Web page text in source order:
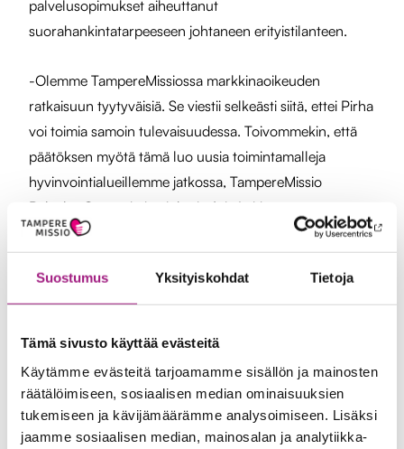
Suostumus Yksityiskohdat Tietoja
Tämä sivusto käyttää evästeitä
Käytämme evästeitä tarjoamamme sisällön ja mainosten
räätälöimiseen, sosiaalisen median ominaisuuksien
tukemiseen ja kävijämäärämme analysoimiseen. Lisäksi
jaamme sosiaalisen median, mainosalan ja analytiikka-
palvelusopimukset aiheuttanut
suorahankintatarpeeseen johtaneen erityistilanteen.
-Olemme TampereMissiossa markkinaoikeuden
ratkaisuun tyytyväisiä. Se viestii selkeästi siitä, ettei Pirha
voi toimia samoin tulevaisuudessa. Toivommekin, että
päätöksen myötä tämä luo uusia toimintamalleja
hyvinvointialueillemme jatkossa, TampereMissio
Palvelut Oy:n toimitusjohtaja Arja Laitinen sanoo.
Tiedote päivitetty 10.11.2025
Lisätiedot